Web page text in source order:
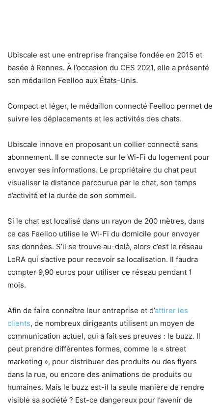
Ubiscale est une entreprise française fondée en 2015 et
basée à Rennes. À l’occasion du CES 2021, elle a présenté
son médaillon Feelloo aux États-Unis.
Compact et léger, le médaillon connecté Feelloo permet de
suivre les déplacements et les activités des chats.
Ubiscale innove en proposant un collier connecté sans
abonnement. Il se connecte sur le Wi-Fi du logement pour
envoyer ses informations. Le propriétaire du chat peut
visualiser la distance parcourue par le chat, son temps
d’activité et la durée de son sommeil.
Si le chat est localisé dans un rayon de 200 mètres, dans
ce cas Feelloo utilise le Wi-Fi du domicile pour envoyer
ses données. S’il se trouve au-delà, alors c’est le réseau
LoRA qui s’active pour recevoir sa localisation. Il faudra
compter 9,90 euros pour utiliser ce réseau pendant 1
mois.
Afin de faire connaître leur entreprise et d’attirer les
clients, de nombreux dirigeants utilisent un moyen de
communication actuel, qui a fait ses preuves : le buzz. Il
peut prendre différentes formes, comme le « street
marketing », pour distribuer des produits ou des flyers
dans la rue, ou encore des animations de produits ou
humaines. Mais le buzz est-il la seule manière de rendre
visible sa société ? Est-ce dangereux pour l’avenir de